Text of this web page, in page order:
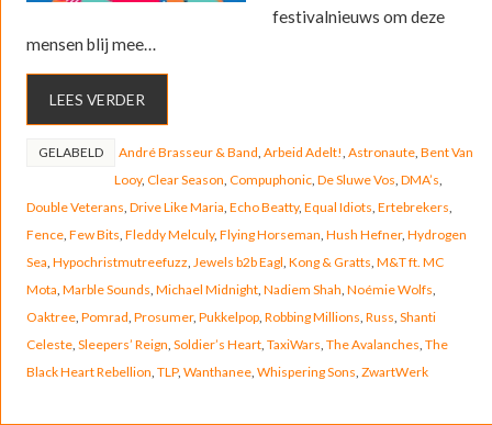
festivalnieuws om deze
mensen blij mee…
LEES VERDER
GELABELD André Brasseur & Band Arbeid Adelt! Astronaute, Bent Van
Looy, Clear Season Compuphonic, De Sluwe Vos DMA’s
Double Veterans Drive Like Maria Echo Beatty, Equal Idiots Ertebrekers
Fence, Few Bits Fleddy Melculy, Flying Horseman Hush Hefner, Hydrogen
Sea Hypochristmutreefuzz Jewels b2b Eagl Kong & Gratts M&T ft. MC
Mota Marble Sounds Michael Midnight, Nadiem Shah Noémie Wolfs
Oaktree, Pomrad Prosumer, Pukkelpop, Robbing Millions Russ Shanti
Celeste, Sleepers’ Reign Soldier’s Heart, TaxiWars The Avalanches The
Black Heart Rebellion TLP, Wanthanee, Whispering Sons ZwartWerk